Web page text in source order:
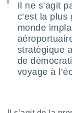
à
Il ne s’agit
c’est la
monde
stratégique
de
voyage à